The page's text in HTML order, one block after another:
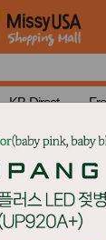
KB-Direct
>
가전특가